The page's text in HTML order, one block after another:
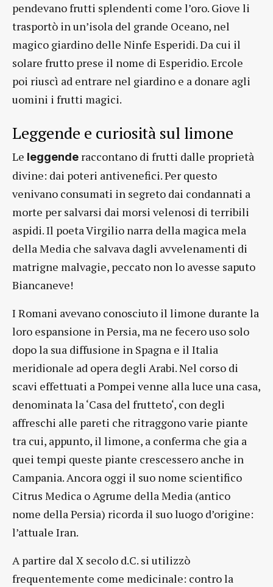
pendevano frutti splendenti come l’oro. Giove li
trasportò in un’isola del grande Oceano, nel
magico giardino delle Ninfe Esperidi. Da cui il
solare frutto prese il nome di Esperidio. Ercole
poi riuscì ad entrare nel giardino e a donare agli
uomini i frutti magici.
Leggende e curiosità sul limone
Le leggende raccontano di frutti dalle proprietà
divine: dai poteri antivenefici. Per questo
venivano consumati in segreto dai condannati a
morte per salvarsi dai morsi velenosi di terribili
aspidi. Il poeta Virgilio narra della magica mela
della Media che salvava dagli avvelenamenti di
matrigne malvagie, peccato non lo avesse saputo
Biancaneve!
I Romani avevano conosciuto il limone durante la
loro espansione in Persia, ma ne fecero uso solo
dopo la sua diffusione in Spagna e il Italia
meridionale ad opera degli Arabi. Nel corso di
scavi effettuati a Pompei venne alla luce una casa,
denominata la ‘Casa del frutteto‘, con degli
affreschi alle pareti che ritraggono varie piante
tra cui, appunto, il limone, a conferma che gia a
quei tempi queste piante crescessero anche in
Campania. Ancora oggi il suo nome scientifico
Citrus Medica o Agrume della Media (antico
nome della Persia) ricorda il suo luogo d’origine:
l’attuale Iran.
A partire dal X secolo d.C. si utilizzò
frequentemente come medicinale: contro la